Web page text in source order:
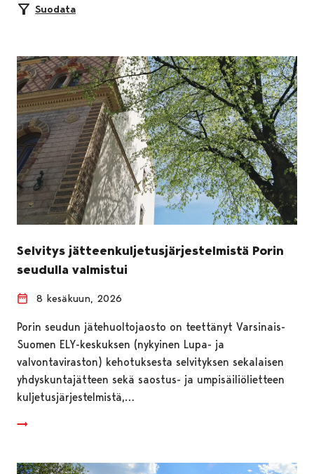
Suodata
Selvitys jätteenkuljetusjärjestelmistä Porin
seudulla valmistui
8 kesäkuun, 2026
Porin seudun jätehuoltojaosto on teettänyt Varsinais-
Suomen ELY-keskuksen (nykyinen Lupa- ja
valvontaviraston) kehotuksesta selvityksen sekalaisen
yhdyskuntajätteen sekä saostus- ja umpisäiliölietteen
kuljetusjärjestelmistä,…